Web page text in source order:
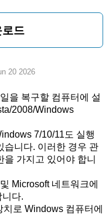
드
20 2026
을 복구할 컴퓨터에 설
2008/Windows
7/10/11도 실행
습니다. 이러한 경우 관
가지고 있어야 합니
Microsoft 네트워크에
다.
치로 Windows 컴퓨터에